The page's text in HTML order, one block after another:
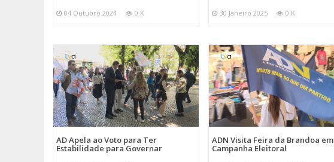
04 Outubro 2024 0 K 30 Janeiro 2025 0 K
AD Apela ao Voto para Ter
Estabilidade para Governar
ADN Visita Feira da Brandoa em
Campanha Eleitoral